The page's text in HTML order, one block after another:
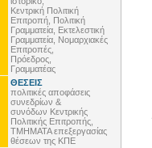
Κεντρική Πολιτική
Επιτροπή, Πολιτική
Γραμματεία, Εκτελεστική
Γραμματεία, Νομαρχιακές
Επιτροπές,
Πρόεδρος,
Γραμματέας
ΘΕΣΕΙΣ
πολιτικές αποφάσεις
συνεδρίων &
συνόδων Κεντρικής
Πολιτικής Επιτροπής,
ΤΜΗΜΑΤΑ επεξεργασίας
θέσεων της ΚΠΕ